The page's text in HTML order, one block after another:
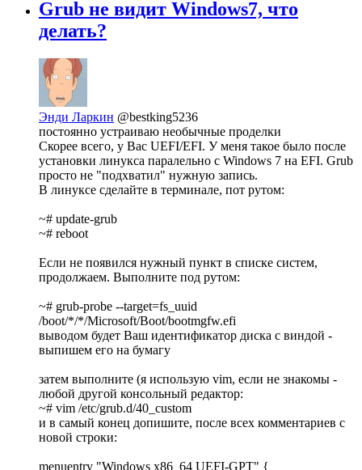
Grub не видит Windows7, что
делать?
Энди Ларкин @bestking5236
постоянно устраиваю необычные проделки
Скорее всего, у Вас UEFI/EFI. У меня такое было после
установки линукса паралельно с Windows 7 на EFI. Grub
просто не "подхватил" нужную запись.
В линуксе сделайте в терминале, пот рутом:
~# update-grub
~# reboot
Если не появился нужный пункт в списке систем,
продолжаем. Выполните под рутом:
~# grub-probe --target=fs_uuid
/boot/*/*/Microsoft/Boot/bootmgfw.efi
выводом будет Ваш идентификатор диска с виндой -
выпишем его на бумагу
затем выполните (я использую vim, если не знакомы -
любой другой консольный редактор:
~# vim /etc/grub.d/40_custom
и в самый конец допишите, после всех комментариев с
новой строки:
menuentry "Windows x86_64 UEFI-GPT" {